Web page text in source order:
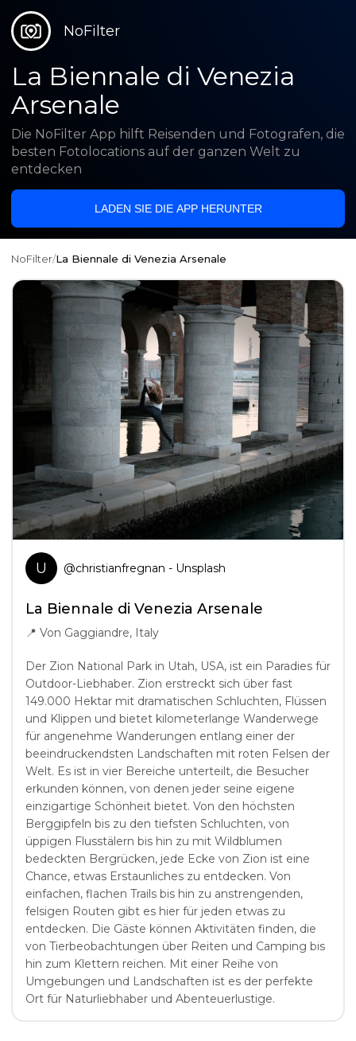
NoFilter
La Biennale di Venezia
Arsenale
Die NoFilter App hilft Reisenden und Fotografen, die
besten Fotolocations auf der ganzen Welt zu
entdecken
LADEN SIE DIE APP HERUNTER
NoFilter/La Biennale di Venezia Arsenale
U @christianfregnan - Unsplash
La Biennale di Venezia Arsenale
📍 Von Gaggiandre, Italy
Der Zion National Park in Utah, USA, ist ein Paradies für
Outdoor-Liebhaber. Zion erstreckt sich über fast
149.000 Hektar mit dramatischen Schluchten, Flüssen
und Klippen und bietet kilometerlange Wanderwege
für angenehme Wanderungen entlang einer der
beeindruckendsten Landschaften mit roten Felsen der
Welt. Es ist in vier Bereiche unterteilt, die Besucher
erkunden können, von denen jeder seine eigene
einzigartige Schönheit bietet. Von den höchsten
Berggipfeln bis zu den tiefsten Schluchten, von
üppigen Flusstälern bis hin zu mit Wildblumen
bedeckten Bergrücken, jede Ecke von Zion ist eine
Chance, etwas Erstaunliches zu entdecken. Von
einfachen, flachen Trails bis hin zu anstrengenden,
felsigen Routen gibt es hier für jeden etwas zu
entdecken. Die Gäste können Aktivitäten finden, die
von Tierbeobachtungen über Reiten und Camping bis
hin zum Klettern reichen. Mit einer Reihe von
Umgebungen und Landschaften ist es der perfekte
Ort für Naturliebhaber und Abenteuerlustige.